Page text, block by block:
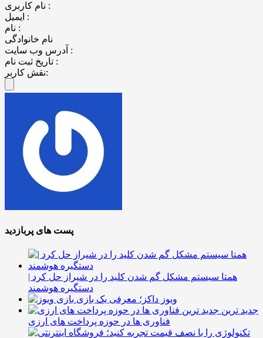
نام کاربری :
ایمیل :
نام :
نام خانوادگی
آدرس وب سایت :
تاریخ ثبت نام :
نقش کاربر:
پست های پربازدید
همتا سیستم مشکل گم شدن کلید را در شیراز حل کرد |
دستگیره هوشمند
ویوز داکز؛ معرفی یک بازی
جدید ترین
فناوری ها در حوزه پرداخت های ارزی